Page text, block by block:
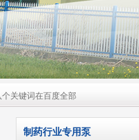
个关键词在百度全部
度排名上升
制药行业专用泵